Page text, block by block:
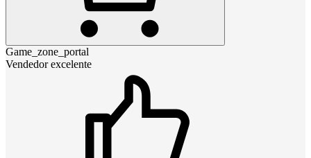
Game_zone_portal
Vendedor excelente